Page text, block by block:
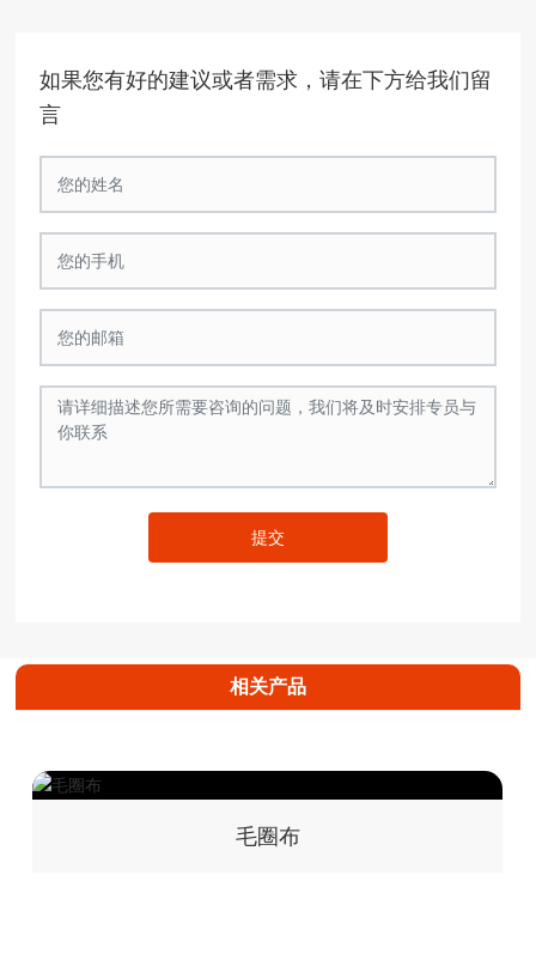
如果您有好的建议或者需求，请在下方给我们留
言
提交
相关产品
毛圈布